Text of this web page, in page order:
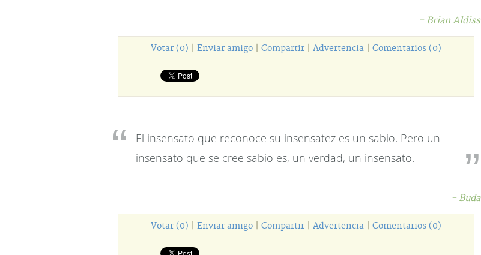
- Brian Aldiss
Votar (0) Enviar amigo Compartir Advertencia Comentarios (0)
El insensato que reconoce su insensatez es un sabio. Pero un
insensato que se cree sabio es, un verdad, un insensato.
- Buda
Votar (0) Enviar amigo Compartir Advertencia Comentarios (0)